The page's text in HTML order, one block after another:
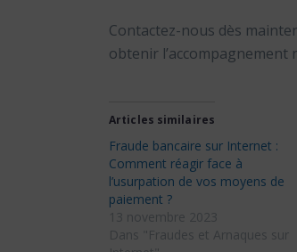
Contactez-nous dès
obtenir
Articles similaires
Fraude bancaire sur Internet :
Comment réagir face à
l’usurpation de vos moyens de
paiement ?
13 novembre 2023
Dans "Fraudes et Arnaques sur